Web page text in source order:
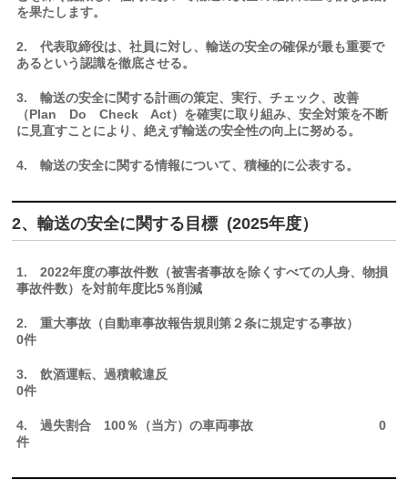
を果たします。
2. 代表取締役は、社員に対し、輸送の安全の確保が最も重要で
あるという認識を徹底させる。
3. 輸送の安全に関する計画の策定、実行、チェック、改善
（Plan Do Check Act）を確実に取り組み、安全対策を不断
に見直すことにより、絶えず輸送の安全性の向上に努める。
4. 輸送の安全に関する情報について、積極的に公表する。
2、輸送の安全に関する目標 (2025年度）
1. 2022年度の事故件数（被害者事故を除くすべての人身、物損
事故件数）を対前年度比5％削減
2. 重大事故（自動車事故報告規則第２条に規定する事故）
0件
3. 飲酒運転、過積載違反
0件
4. 過失割合 100％（当方）の車両事故 0
件